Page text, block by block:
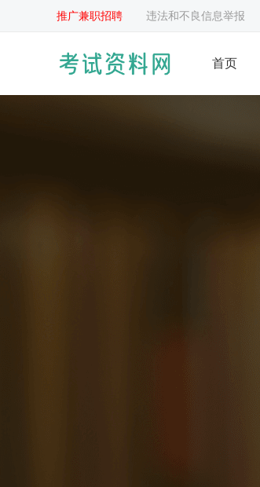
推广兼职招聘 违法和不良信息举报
首页